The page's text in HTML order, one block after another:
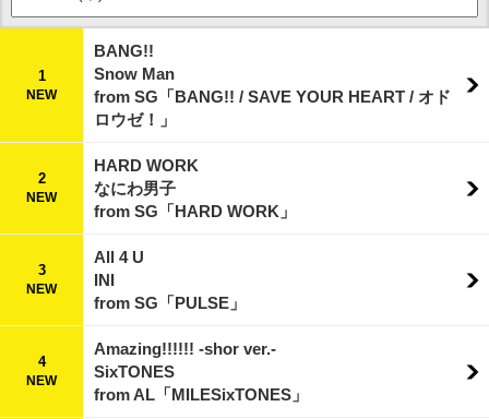
1
NEW
BANG!!
Snow Man
from SG「BANG!! / SAVE YOUR HEART / オド
ロウゼ！」
2
NEW
HARD WORK
なにわ男子
from SG「HARD WORK」
3
NEW
All 4 U
INI
from SG「PULSE」
4
NEW
Amazing!!!!!! -shor ver.-
SixTONES
from AL「MILESixTONES」